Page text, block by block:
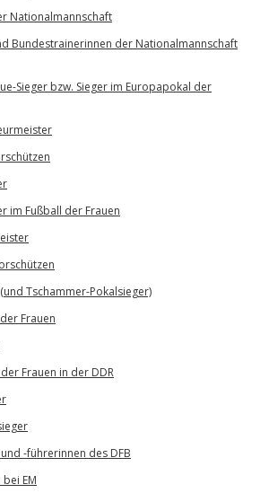
Nationalmannschaft
Bundestrainerinnen der Nationalmannschaft
Sieger bzw. Sieger im Europapokal der
im Fußball der Frauen
Tschammer-Pokalsieger)
Frauen
Frauen in der DDR
-führerinnen des DFB
EM